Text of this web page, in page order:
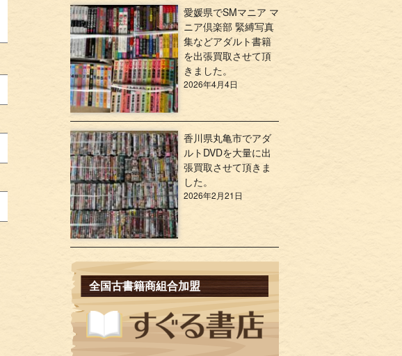
愛媛県でSMマニア マ
ニア倶楽部 緊縛写真
集などアダルト書籍
を出張買取させて頂
きました。
2026年4月4日
香川県丸亀市でアダ
ルトDVDを大量に出
張買取させて頂きま
した。
2026年2月21日
全国古書籍商組合加盟